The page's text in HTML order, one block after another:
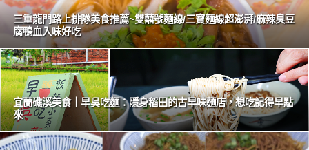
三重龍門路上排隊美食推薦~雙囍號麵線/三寶麵線超澎湃/麻辣臭豆
腐鴨血入味好吃
宜蘭礁溪美食｜早吳吃麵：隱身稻田的古早味麵店，想吃記得早點
來